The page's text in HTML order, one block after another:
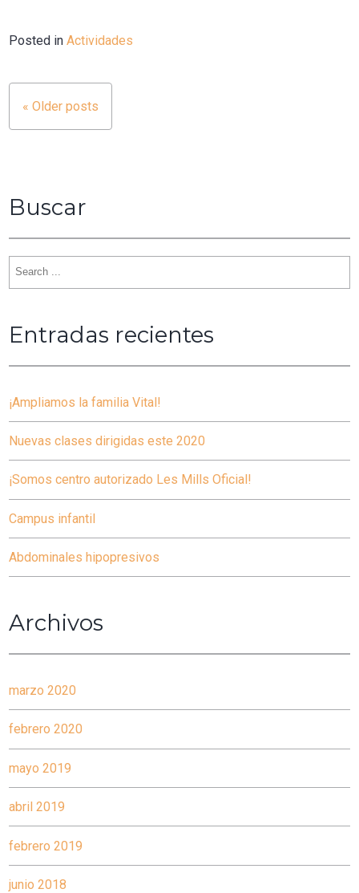
Posted inActividades
Navegación
entradas
« Older posts
Buscar
Search
for:
Entradas recientes
¡Ampliamos la familia Vital!
Nuevas clases dirigidas este 2020
¡Somos centro autorizado Les Mills Oficial!
Campus infantil
Abdominales hipopresivos
Archivos
marzo 2020
febrero 2020
mayo 2019
abril 2019
febrero 2019
junio 2018